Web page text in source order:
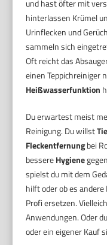
und hast öfter mit
hinterlassen Krümel
Urinflecken und
sammeln sich
Oft reicht das
einen Teppichreiniger
Heißwasserfunktion
Du erwartest meist
Reinigung. Du willst
Fleckentfernungbei
bessereHygiene
spielst du mit dem
hilft oder ob es
Profi ersetzen.
Anwendungen. Oder
oder ein eigener Kauf